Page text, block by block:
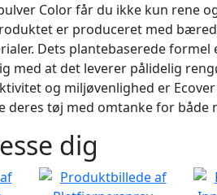
Color får du ikke kun rene
er produceret med
Dets plantebaserede
med at det leverer pålidelig
og miljøvenlighed er
deres tøj med omtanke for både
dig